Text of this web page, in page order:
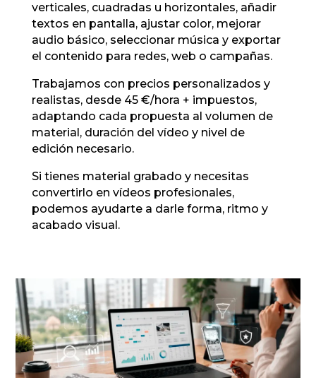
verticales, cuadradas u horizontales, añadir
textos en pantalla, ajustar color, mejorar
audio básico, seleccionar música y exportar
el contenido para redes, web o campañas.
Trabajamos con precios personalizados y
realistas, desde 45 €/hora + impuestos,
adaptando cada propuesta al volumen de
material, duración del vídeo y nivel de
edición necesario.
Si tienes material grabado y necesitas
convertirlo en vídeos profesionales,
podemos ayudarte a darle forma, ritmo y
acabado visual.